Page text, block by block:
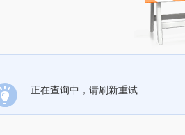
正在查询中，请刷新重试